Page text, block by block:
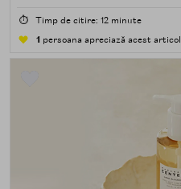
⏱️ Timp de citire: 12 minute
1 persoana apreciază acest articol